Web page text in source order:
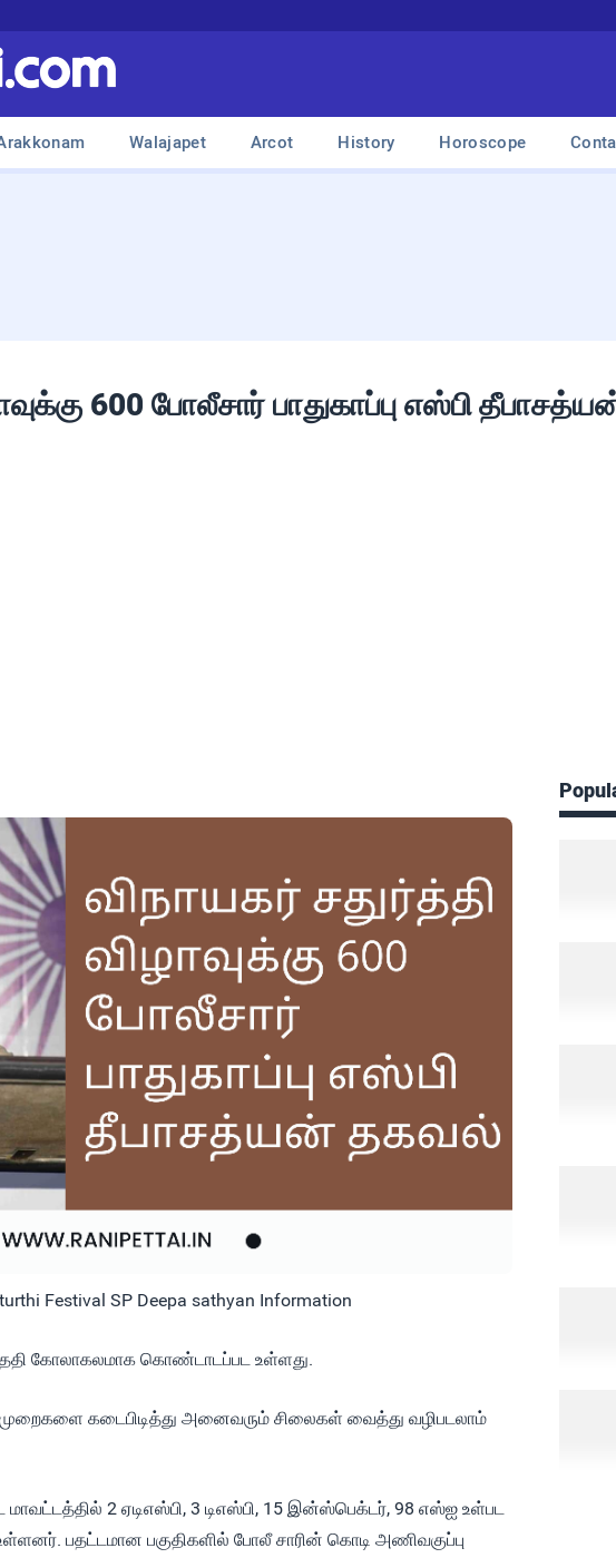
Walajapet Arcot History Horoscope
600 போலீசார் பாதுகாப்பு எஸ்பி
Festival SP Deepa sathyan Information
தேதி கோலாகலமாக கொண்டாடப்பட உள்ளது.
கடைபிடித்து அனைவரும் சிலைகள் வைத்து வழிபடலாம்
2 ஏடிஎஸ்பி, 3 டிஎஸ்பி, 15 இன்ஸ்பெக்டர், 98 எஸ்ஐ உள்பட
உள்ளனர். பதட்டமான பகுதிகளில் போலீ சாரின் கொடி அணிவகுப்பு